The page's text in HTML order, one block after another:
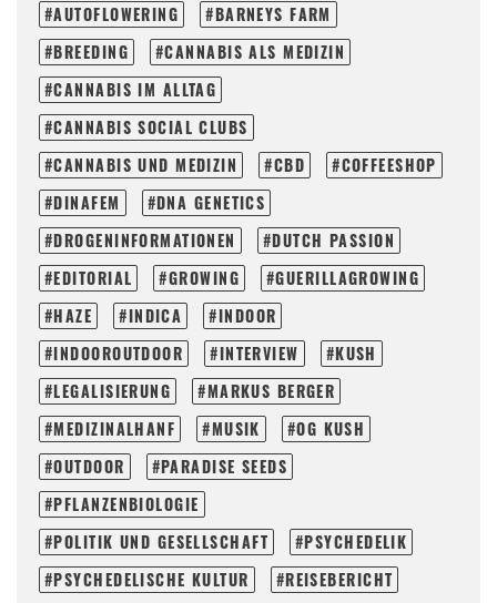
AUTOFLOWERING
BARNEYS FARM
BREEDING
CANNABIS ALS MEDIZIN
CANNABIS IM ALLTAG
CANNABIS SOCIAL CLUBS
CANNABIS UND MEDIZIN
CBD
COFFEESHOP
DINAFEM
DNA GENETICS
DROGENINFORMATIONEN
DUTCH PASSION
EDITORIAL
GROWING
GUERILLAGROWING
HAZE
INDICA
INDOOR
INDOOROUTDOOR
INTERVIEW
KUSH
LEGALISIERUNG
MARKUS BERGER
MEDIZINALHANF
MUSIK
OG KUSH
OUTDOOR
PARADISE SEEDS
PFLANZENBIOLOGIE
POLITIK UND GESELLSCHAFT
PSYCHEDELIK
PSYCHEDELISCHE KULTUR
REISEBERICHT